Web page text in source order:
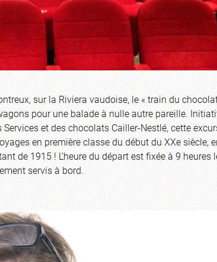
sur la Riviera vaudoise, le « train du
pour une balade à nulle autre pareille.
et des chocolats Cailler-Nestlé, cette
en première classe du début du XXe siècle,
de 1915 ! L’heure du départ est fixée à 9 heures
servis à bord.